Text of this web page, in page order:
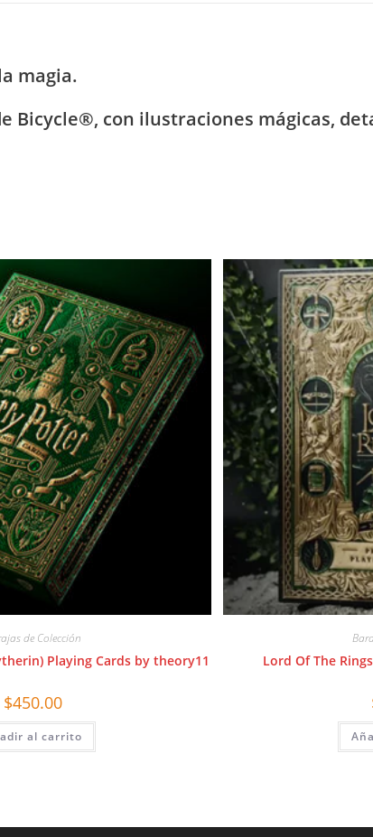
magia.
Bicycle®, con ilustraciones mágicas,
de Colección
Playing Cards by theory11
$450.00
al carrito
Lord Of The